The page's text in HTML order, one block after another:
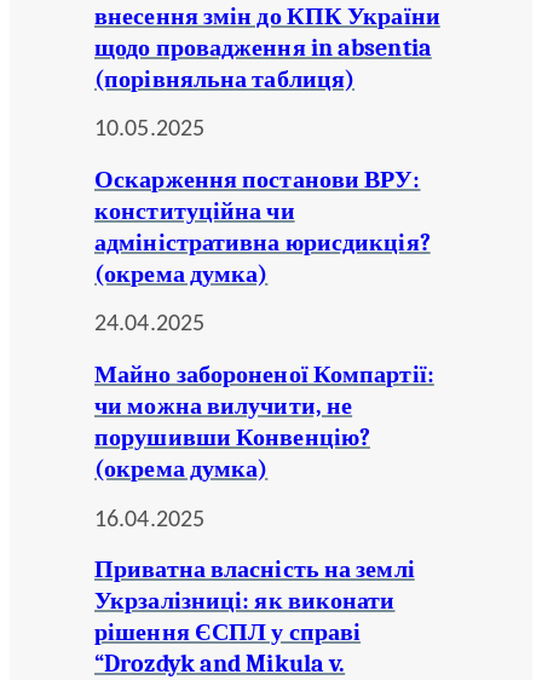
внесення змін до КПК України
щодо провадження in absentia
(порівняльна таблиця)
10.05.2025
Оскарження постанови ВРУ:
конституційна чи
адміністративна юрисдикція?
(окрема думка)
24.04.2025
Майно забороненої Компартії:
чи можна вилучити, не
порушивши Конвенцію?
(окрема думка)
16.04.2025
Приватна власність на землі
Укрзалізниці: як виконати
рішення ЄСПЛ у справі
“Drozdyk and Mikula v.